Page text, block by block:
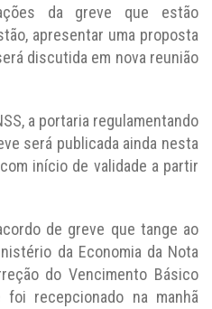
da greve que estão
apresentar uma proposta
discutida em nova reunião
a portaria regulamentando
será publicada ainda nesta
início de validade a partir
de greve que tange ao
da Economia da Nota
do Vencimento Básico
recepcionado na manhã